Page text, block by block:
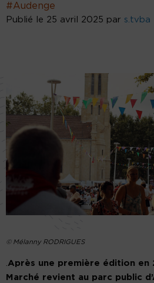
#Audenge
Publié le 25 avril 2025 par s.tvba
© Mélanny RODRIGUES
.Après une première édition en
Marché revient au parc public